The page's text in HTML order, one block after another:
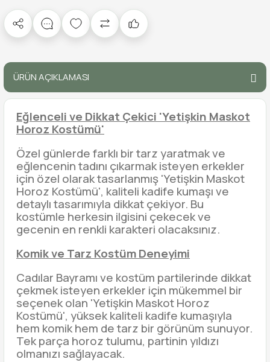
ÜRÜN AÇIKLAMASI
Eğlenceli ve Dikkat Çekici 'Yetişkin Maskot
Horoz Kostümü'
Özel günlerde farklı bir tarz yaratmak ve
eğlencenin tadını çıkarmak isteyen erkekler
için özel olarak tasarlanmış 'Yetişkin Maskot
Horoz Kostümü', kaliteli kadife kumaşı ve
detaylı tasarımıyla dikkat çekiyor. Bu
kostümle herkesin ilgisini çekecek ve
gecenin en renkli karakteri olacaksınız.
Komik ve Tarz Kostüm Deneyimi
Cadılar Bayramı ve kostüm partilerinde dikkat
çekmek isteyen erkekler için mükemmel bir
seçenek olan 'Yetişkin Maskot Horoz
Kostümü', yüksek kaliteli kadife kumaşıyla
hem komik hem de tarz bir görünüm sunuyor.
Tek parça horoz tulumu, partinin yıldızı
olmanızı sağlayacak.